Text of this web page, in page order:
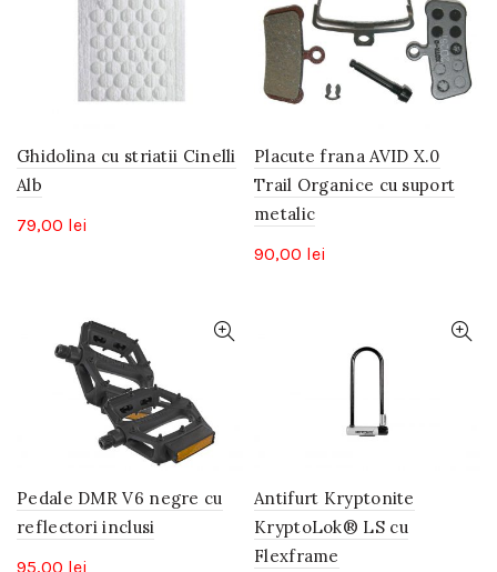
Ghidolina cu striatii Cinelli
Alb
79,00 lei
Placute frana AVID X.0
Trail Organice cu suport
metalic
90,00 lei
Pedale DMR V6 negre cu
reflectori inclusi
95,00 lei
Antifurt Kryptonite
KryptoLok® LS cu
Flexframe